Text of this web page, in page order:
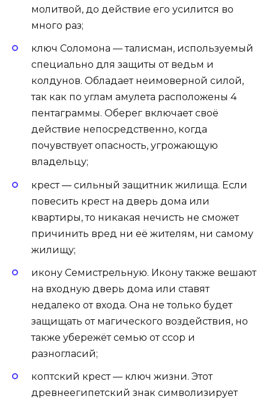
молитвой, до действие его усилится во
много раз;
ключ Соломона — талисман, используемый
специально для защиты от ведьм и
колдунов. Обладает неимоверной силой,
так как по углам амулета расположены 4
пентаграммы. Оберег включает своё
действие непосредственно, когда
почувствует опасность, угрожающую
владельцу;
крест — сильный защитник жилища. Если
повесить крест на дверь дома или
квартиры, то никакая нечисть не сможет
причинить вред ни её жителям, ни самому
жилищу;
икону Семистрельную. Икону также вешают
на входную дверь дома или ставят
недалеко от входа. Она не только будет
защищать от магического воздействия, но
также убережёт семью от ссор и
разногласий;
коптский крест — ключ жизни. Этот
древнеегипетский знак символизирует